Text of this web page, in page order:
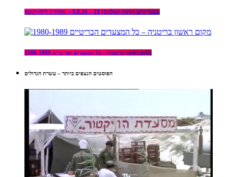
מצעד היום (גרסת האלבום) 23 – 3.8.26 – מהדורת לילה רגועה
מקום ראשון בריטניה – כל המצעדים הבריטיים 1980-1989
הפוסטים הנצפים ביותר – עשרת הגדולים